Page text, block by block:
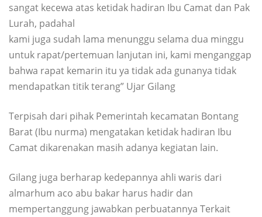
sangat kecewa atas ketidak hadiran Ibu Camat dan Pak
Lurah, padahal
kami juga sudah lama menunggu selama dua minggu
untuk rapat/pertemuan lanjutan ini, kami menganggap
bahwa rapat kemarin itu ya tidak ada gunanya tidak
mendapatkan titik terang” Ujar Gilang
Terpisah dari pihak Pemerintah kecamatan Bontang
Barat (Ibu nurma) mengatakan ketidak hadiran Ibu
Camat dikarenakan masih adanya kegiatan lain.
Gilang juga berharap kedepannya ahli waris dari
almarhum aco abu bakar harus hadir dan
mempertanggung jawabkan perbuatannya Terkait